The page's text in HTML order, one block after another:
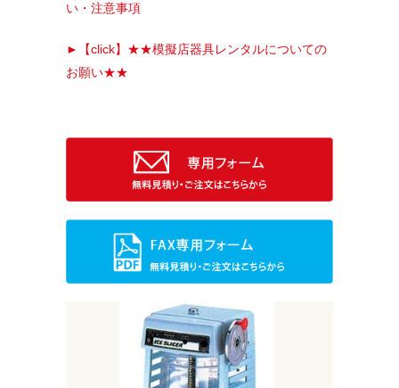
い・注意事項
►【click】★★模擬店器具レンタルについての
お願い★★